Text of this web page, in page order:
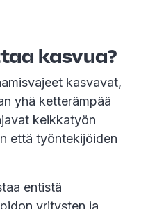
kasvua?
kasvavat,
yhä ketterämpää
keikkatyön
että työntekijöiden
entistä
yritysten ja